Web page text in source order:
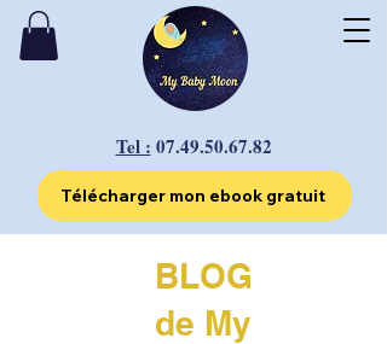
Tel : 07.49.50.67.82
Télécharger mon ebook gratuit
BLOG
de My